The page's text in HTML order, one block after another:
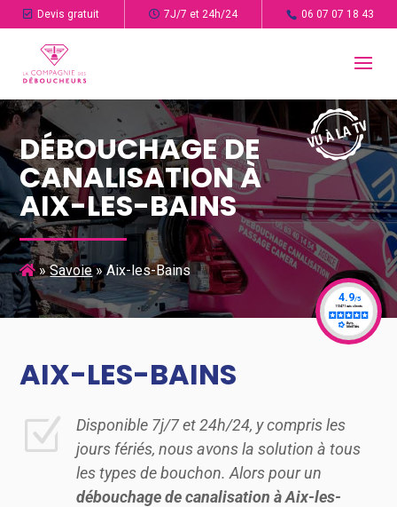
Devis gratuit 7J/7 et 24h/24 06 07 07 18 43
DÉBOUCHAGE DE
CANALISATION À
AIX-LES-BAINS
»Savoie»Aix-les-Bains
AIX-LES-BAINS
Z
Disponible 7j/7 et 24h/24, y compris les
jours fériés, nous avons la solution à tous
les types de bouchon. Alors pour un
débouchage de canalisation à Aix-les-